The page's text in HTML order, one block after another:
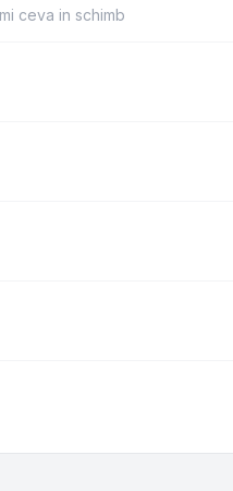
ceva in schimb